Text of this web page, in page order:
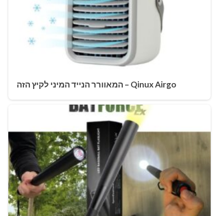
Qinux Airgo – המאוורר הנייד המיני לקיץ הזה